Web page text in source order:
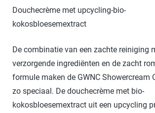
Douchecrème met upcycling-bio-
kokosbloesemextract
De combinatie van een zachte reiniging
verzorgende ingrediënten en de zacht
formule maken de GWNC Showercream
zo speciaal. De douchecrème met bio-
kokosbloesemextract uit een upcycling